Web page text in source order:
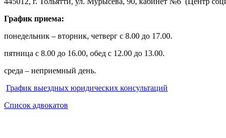
График приема:
понедельник – вторник, четверг с 8.00 до 17.00.
пятница с 8.00 до 16.00, обед с 12.00 до 13.00.
среда – неприемный день.
График выездных юридических консультаций
Список адвокатов